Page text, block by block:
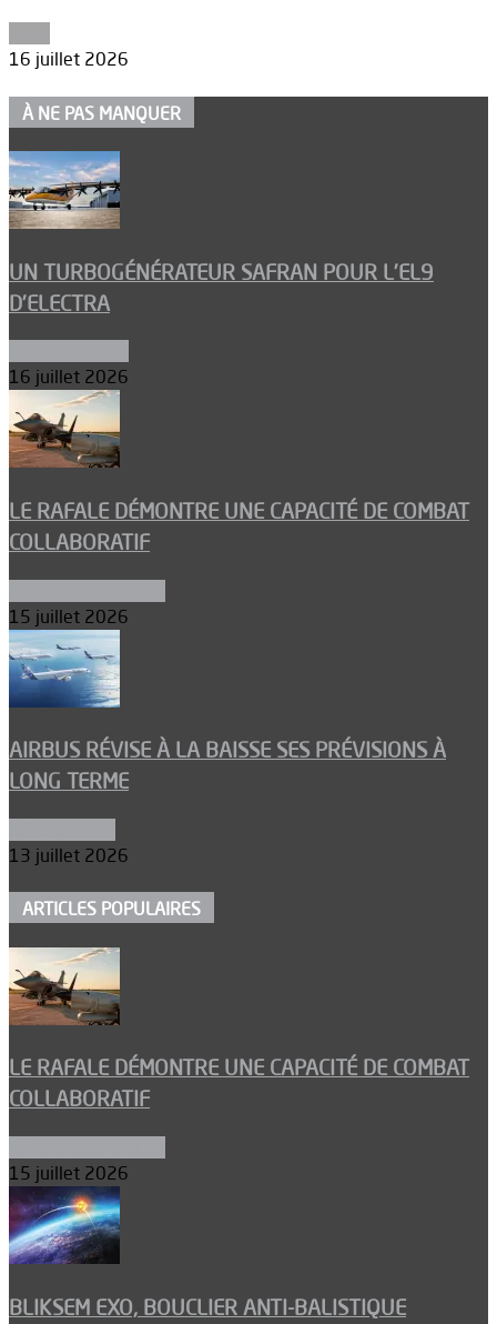
16 juillet 2026
À NE PAS MANQUER
UN TURBOGÉNÉRATEUR SAFRAN POUR L’EL9
D’ELECTRA
16 juillet 2026
LE RAFALE DÉMONTRE UNE CAPACITÉ DE COMBAT
COLLABORATIF
15 juillet 2026
AIRBUS RÉVISE À LA BAISSE SES PRÉVISIONS À
LONG TERME
13 juillet 2026
ARTICLES POPULAIRES
LE RAFALE DÉMONTRE UNE CAPACITÉ DE COMBAT
COLLABORATIF
15 juillet 2026
BLIKSEM EXO, BOUCLIER ANTI-BALISTIQUE